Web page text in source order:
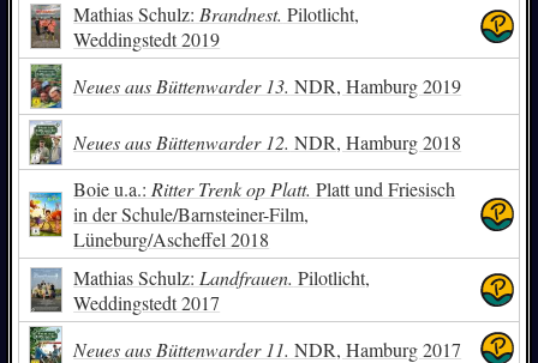
Mathias Schulz: Brandnest. Pilotlicht,
Weddingstedt 2019
Neues aus Büttenwarder 13. NDR, Hamburg 2019
Neues aus Büttenwarder 12. NDR, Hamburg 2018
Boie u.a.: Ritter Trenk op Platt. Platt und Friesisch
in der Schule/Barnsteiner-Film,
Lüneburg/Ascheffel 2018
Mathias Schulz: Landfrauen. Pilotlicht,
Weddingstedt 2017
Neues aus Büttenwarder 11. NDR, Hamburg 2017